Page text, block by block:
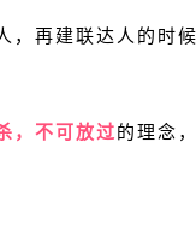
，再建联达人的时
，不可放过的理念